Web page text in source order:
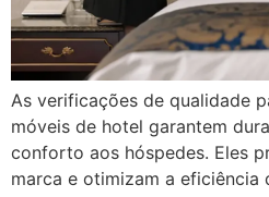
As verificações de qualidade
móveis de hotel garantem
conforto aos hóspedes. Eles
marca e otimizam a eficiência